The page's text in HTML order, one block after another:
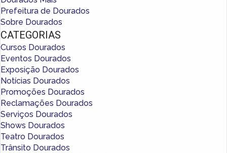
Prefeitura de Dourados
Sobre Dourados
CATEGORIAS
Cursos Dourados
Eventos Dourados
Exposição Dourados
Notícias Dourados
Promoções Dourados
Reclamações Dourados
Serviços Dourados
Shows Dourados
Teatro Dourados
Trânsito Dourados